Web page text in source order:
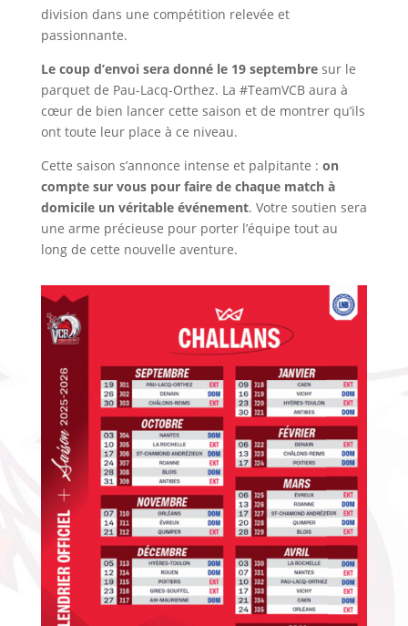
division dans une compétition relevée et
passionnante.
Le coup d’envoi sera donné le 19 septembresur le
parquet de Pau-Lacq-Orthez. La #TeamVCB aura à
cœur de bien lancer cette saison et de montrer qu’ils
ont toute leur place à ce niveau.
Cette saison s’annonce intense et palpitante : on
compte sur vous pour faire de chaque match à
domicile un véritable événement. Votre soutien sera
une arme précieuse pour porter l’équipe tout au
long de cette nouvelle aventure.